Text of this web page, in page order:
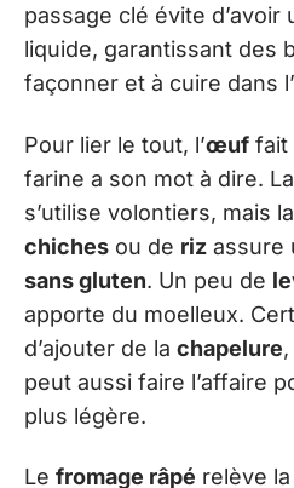
passage clé évite d’avoir
liquide, garantissant des
façonner et à cuire dans l’
Pour lier le tout, l’œuf fait
farine a son mot à dire. La
s’utilise volontiers, mais la
chiches ou de riz assure
sans gluten. Un peu de
apporte du moelleux.
d’ajouter de la chapelure
peut aussi faire l’affaire
plus légère.
Le fromage râpé relève